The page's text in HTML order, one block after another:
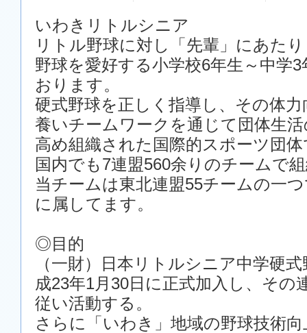
いわきリトルシニア
リトル野球に対し「先輩」にあた
野球を愛好する小学校6年生～中学
おります。
硬式野球を正しく指導し、その体
養いチームワークを通じて団体生
高め組織された国際的スポーツ団
国内でも7連盟560余りのチームで
当チームは東北連盟55チームの一
に属してます。
◎目的
（一財）日本リトルシニア中学硬
成23年1月30日に正式加入し、その
従い活動する。
さらに「いわき」地域の野球技術